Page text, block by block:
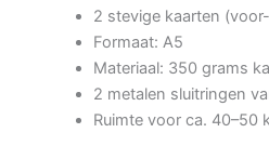
2 stevige kaarten
Formaat: A5
Materiaal: 350 grams
2 metalen sluitringen
Ruimte voor ca. 40–50